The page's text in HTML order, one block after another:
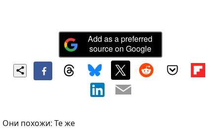
Add as a preferred
source on Google
Они похожи: Те же